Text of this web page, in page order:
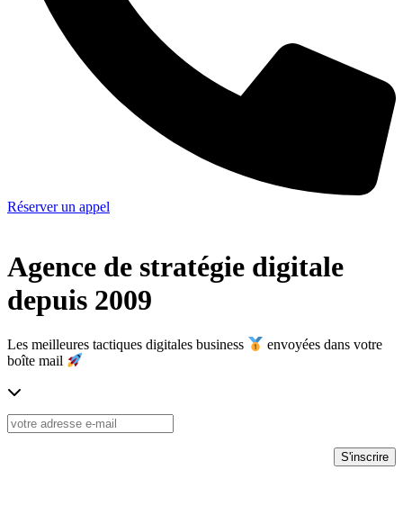
Réserver un appel
Agence de stratégie digitale
depuis 2009
Les meilleures tactiques digitales business
envoyées dans votre
boîte mail